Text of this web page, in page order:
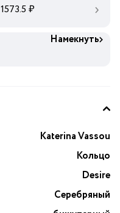
1573.5 ₽
Намекнуть
Katerina Vassou
Кольцо
Desire
Серебряный